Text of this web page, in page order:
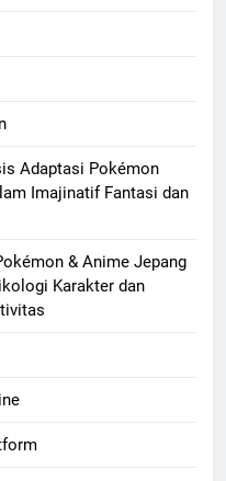
Adaptasi Pokémon
Imajinatif Fantasi dan
& Anime Jepang
Karakter dan